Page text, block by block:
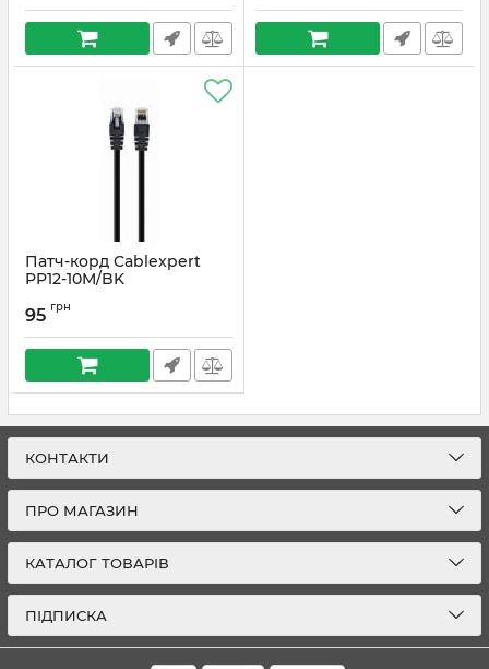
Патч-корд Cablexpert
PP12-10M/BK
95 грн
КОНТАКТИ
ПРО МАГАЗИН
КАТАЛОГ ТОВАРІВ
ПІДПИСКА